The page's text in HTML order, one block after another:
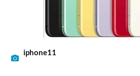
iphone11